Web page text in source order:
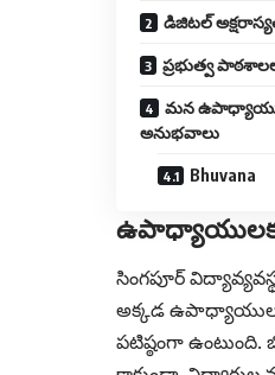
డిజిటల్
ప్రభుత్వ
మన
అనుభవాలు
Bhuvana
ఉపాధ్యాయులకు
సింగపూర్
అక్కడ
పటిష్ఠంగా